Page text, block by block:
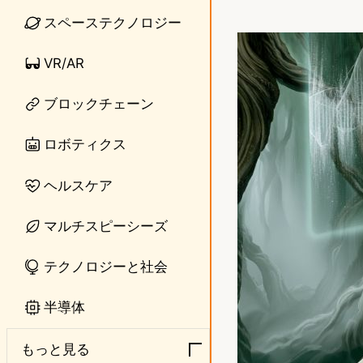
スペーステクノロジー
VR/AR
ブロックチェーン
ロボティクス
ヘルスケア
マルチスピーシーズ
テクノロジーと社会
半導体
もっと見る
n
e
t
o
d
o